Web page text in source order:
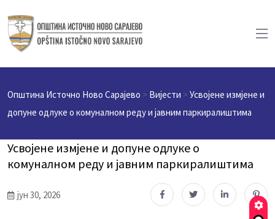
Општина Источно Ново Сарајево > Вијести >Усвојене измјене и
допуне одлуке о комуналном реду и јавним паркиралиштима
Усвојене измјене и допуне одлуке о
комуналном реду и јавним паркиралиштима
јун 30, 2026